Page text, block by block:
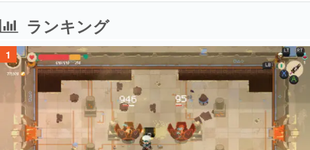
ランキング
1